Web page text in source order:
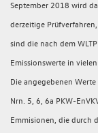
September 2018 wird
derzeitige
sind die nach dem
Emissionswerte in
Die angegebenen
Nrn. 5, 6, 6a PKW-
Emmisionen, die durch